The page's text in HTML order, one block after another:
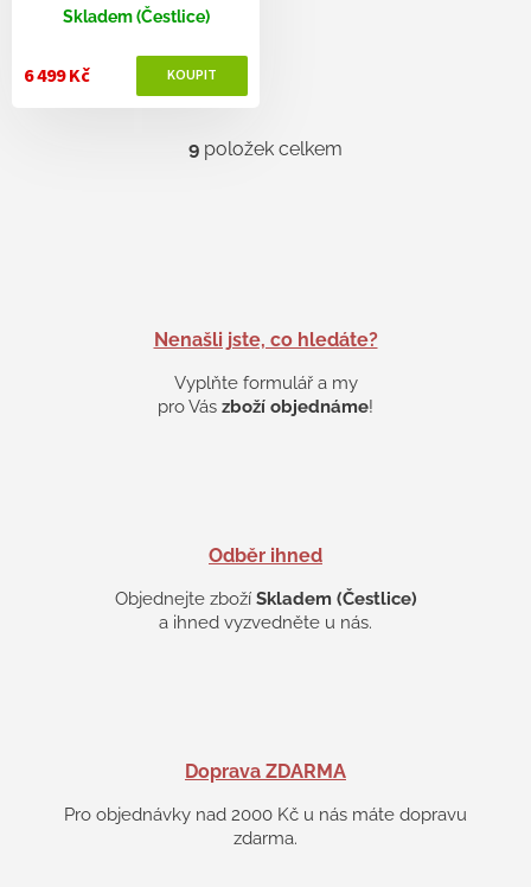
Skladem (Čestlice)
6 499 Kč
O
p
v
k
s
u
9 položek celkem
Nenašli jste, co hledáte?
Vyplňte formulář a my
pro Vás zboží objednáme!
Odběr ihned
Objednejte zboží Skladem (Čestlice)
a ihned vyzvedněte u nás.
Doprava ZDARMA
Pro objednávky nad 2000 Kč u nás máte dopravu
zdarma.